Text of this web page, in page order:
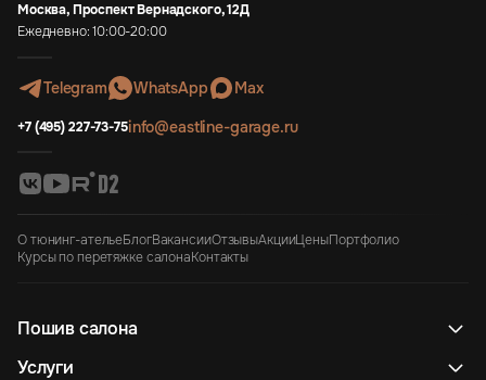
Москва, Проспект Вернадского, 12Д
Ежедневно: 10:00-20:00
Telegram WhatsApp Max
+7 (495) 227-73-75info@eastline-garage.ru
О тюнинг-ательеБлогВакансииОтзывыАкцииЦеныПортфолио
Курсы по перетяжке салонаКонтакты
Пошив салона
Услуги